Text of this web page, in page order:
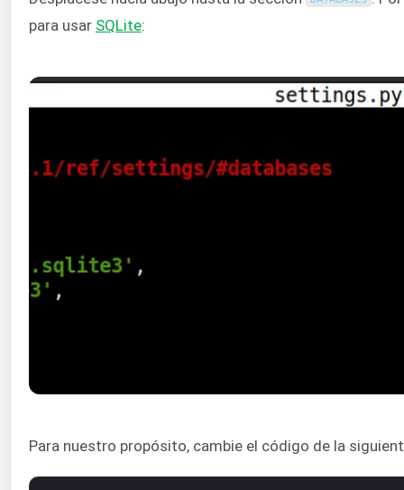
para usar SQLite:
Para nuestro propósito, cambie el código de la